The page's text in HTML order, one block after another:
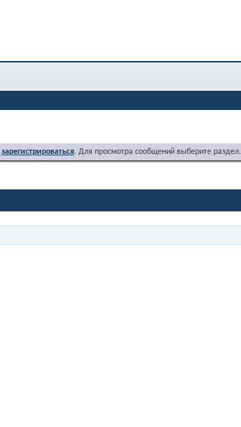
зарегистрироваться. Для просмотра сообщений выберите раздел.